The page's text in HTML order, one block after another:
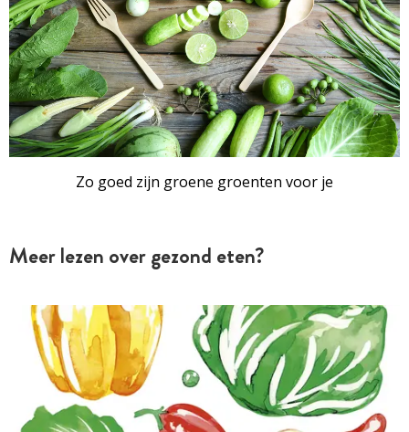
Zo goed zijn groene groenten voor je
Meer lezen over gezond eten?